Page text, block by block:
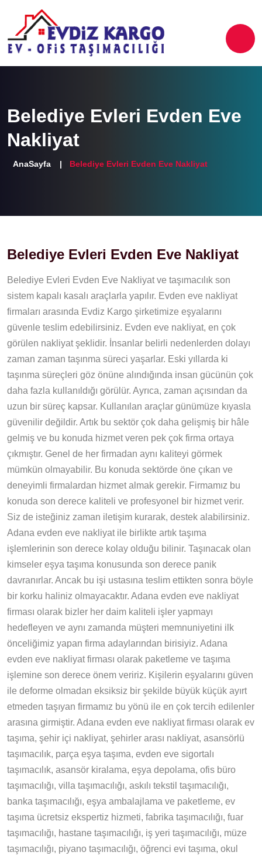
Belediye Evleri Evden Eve
Nakliyat
AnaSayfa Belediye Evleri Evden Eve Nakliyat
Belediye Evleri Evden Eve Nakliyat
Belediye Evleri Evden Eve Nakliyat ve taşımacılık son
sistem kapalı kasalı araçlarla yapılır. Evden eve nakliyat
firmaları arasında Evdiz Kargo şirketimize eşyalarını
güvenle teslim edebilirsiniz. Evden eve nakliyat, en çok
görülen nakliyat şeklidir. İnsanlar belirli nedenlerden dolayı
zaman zaman taşınma süreci yaşarlar. Eski yıllarda ki
taşınma süreçleri göz önüne alındığında insan gücünün çok
daha fazla kullanıldığı görülür. Ayrıca, zaman açısından da
uzun bir süreç kapsar. Kullanılan araçlar günümüze kıyasla
güvenilir değildir. Artık bu sektör çok daha gelişmiş bir hâle
gelmiş ve bu konuda hizmet veren pek çok firma ortaya
çıkmıştır. Genel de her firmadan aynı kaliteyi görmek
mümkün olmayabilir. Bu konuda sektörde öne çıkan ve
deneyimli firmalardan hizmet almak gerekir. Firmamız bu
konuda son derece kaliteli ve profesyonel bir hizmet verir.
Siz de isteğiniz zaman iletişim kurarak, destek alabilirsiniz.
Adana evden eve nakliyat ile birlikte artık taşıma
işlemlerinin son derece kolay olduğu bilinir. Taşınacak olan
kimseler eşya taşıma konusunda son derece panik
davranırlar. Ancak bu işi ustasına teslim ettikten sonra böyle
bir korku haliniz olmayacaktır. Adana evden eve nakliyat
firması olarak bizler her daim kaliteli işler yapmayı
hedefleyen ve aynı zamanda müşteri memnuniyetini ilk
önceliğimiz yapan firma adaylarından birisiyiz. Adana
evden eve nakliyat firması olarak paketleme ve taşıma
işlemine son derece önem veririz. Kişilerin eşyalarını güven
ile deforme olmadan eksiksiz bir şekilde büyük küçük ayırt
etmeden taşıyan firmamız bu yönü ile en çok tercih edilenler
arasına girmiştir. Adana evden eve nakliyat firması olarak ev
taşıma, şehir içi nakliyat, şehirler arası nakliyat, asansörlü
taşımacılık, parça eşya taşıma, evden eve sigortalı
taşımacılık, asansör kiralama, eşya depolama, ofis büro
taşımacılığı, villa taşımacılığı, askılı tekstil taşımacılığı,
banka taşımacılığı, eşya ambalajlama ve paketleme, ev
taşıma ücretsiz ekspertiz hizmeti, fabrika taşımacılığı, fuar
taşımacılığı, hastane taşımacılığı, iş yeri taşımacılığı, müze
taşımacılığı, piyano taşımacılığı, öğrenci evi taşıma, okul